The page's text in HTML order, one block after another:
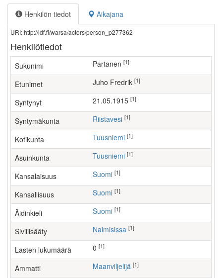
Henkilön tiedot Aikajana
URI: http://ldf.fi/warsa/actors/person_p277362
Henkilötiedot
Sukunimi Partanen [1]
Etunimet Juho Fredrik [1]
Syntynyt 21.05.1915 [1]
Syntymäkunta Riistavesi [1]
Kotikunta Tuusniemi [1]
Asuinkunta Tuusniemi [1]
Kansalaisuus Suomi [1]
Kansallisuus Suomi [1]
Äidinkieli Suomi [1]
Siviilisääty Naimisissa [1]
Lasten lukumäärä [1]
Ammatti maanviljelijä [1]